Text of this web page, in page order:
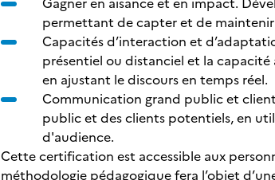
permettant de capter et de
Capacités d’interaction et
présentiel ou distanciel et la
en ajustant le discours en temps réel.
Communication grand public et
public et des clients potentiels, en
d'audience.
Cette certification est accessible aux
méthodologie pédagogique fera l’objet